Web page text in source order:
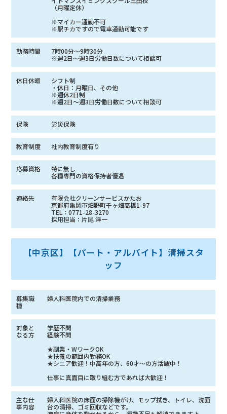
（月曜定休）
※マイカー通勤不可
※駅チカですので電車通勤可能です
勤務時間
7時00分〜9時30分
※週2日〜週3日労働日数について相談可
休日休暇
シフト制
・休日：月曜日、その他
※週休2日制
※週2日〜週3日労働日数について相談可
保険 労災保険
教育制度 社内教育制度有り
応募資格
特に無し
各種専門の資格保持者優遇
連絡先
有限会社クリーンサービスかたお
京都府亀岡市畑野町千ヶ畑高橋1-97
TEL：0771-28-3270
採用担当：片尾 洋一
【中京区】【パート・アルバイト】清掃スタ
ッフ
募集職
種
婦人科医院内での清掃業務
対象と
なる方
学歴不問
経験不問
★副業・WワークOK
★扶養の範囲内勤務OK
★シニア歓迎！中高年の方、60才〜の方活躍中！
仕事に真面目に取り組む方であれば大歓迎！
主な仕
事内容
婦人科医院の床面の掃除機がけ、モップ拭き、トイレ、洗面
台の清掃、ゴミ回収などです。